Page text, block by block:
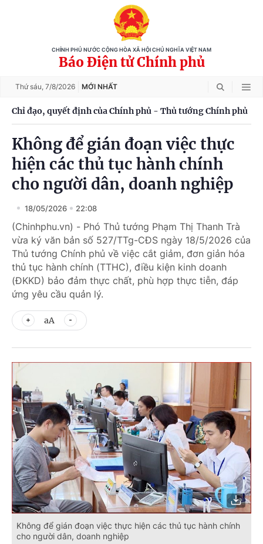
CHÍNH PHỦ NƯỚC CỘNG HÒA XÃ HỘI CHỦ NGHĨA VIỆT NAM
Báo Điện tử Chính phủ
Thứ sáu, 7/8/2026 MỚI NHẤT
Chỉ đạo, quyết định của Chính phủ - Thủ tướng Chính phủ
Không để gián đoạn việc thực
hiện các thủ tục hành chính
cho người dân, doanh nghiệp
18/05/2026 22:08
(Chinhphu.vn) - Phó Thủ tướng Phạm Thị Thanh Trà
vừa ký văn bản số 527/TTg-CĐS ngày 18/5/2026 của
Thủ tướng Chính phủ về việc cắt giảm, đơn giản hóa
thủ tục hành chính (TTHC), điều kiện kinh doanh
(ĐKKD) bảo đảm thực chất, phù hợp thực tiễn, đáp
ứng yêu cầu quản lý.
aA
Không để gián đoạn việc thực hiện các thủ tục hành chính
cho người dân, doanh nghiệp